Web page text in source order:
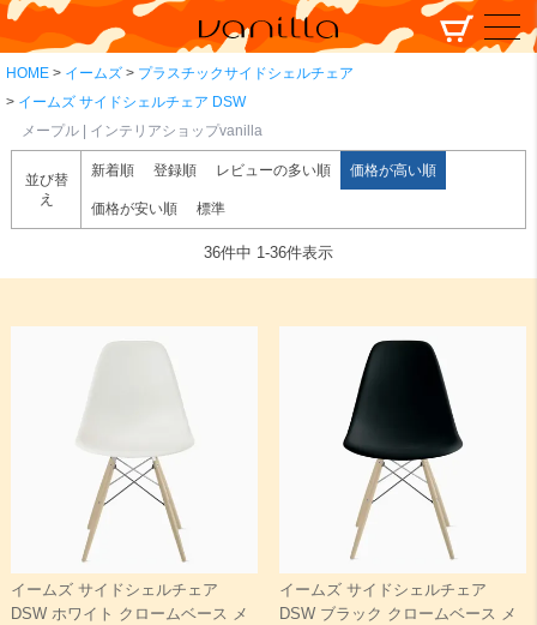
HOME イームズ
プラスチックサイドシェルチェア
イームズ サイドシェルチェア DSW
メープル | インテリアショップvanilla
検索
並び替
え
新着順 登録順 レビューの多い順 価格が高い順
価格が安い順 標準
36件中 1-36件表示
イームズ サイドシェルチェア
DSW ホワイト クロームベース メ
イームズ サイドシェルチェア
DSW ブラック クロームベース メ